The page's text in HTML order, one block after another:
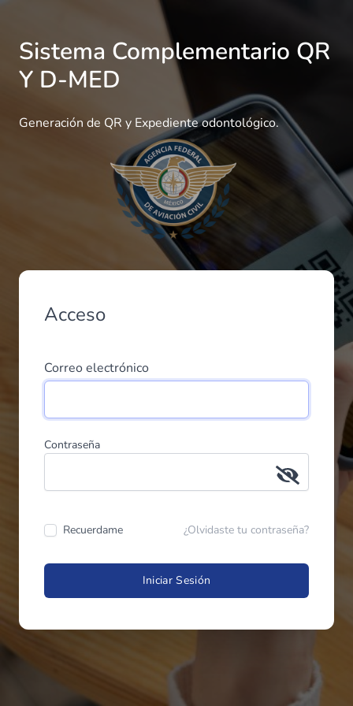
Sistema Complementario QR
Y D-MED
Generación de QR y Expediente odontológico.
Acceso
Correo electrónico
Contraseña
Recuerdame ¿Olvidaste tu contraseña?
Iniciar Sesión